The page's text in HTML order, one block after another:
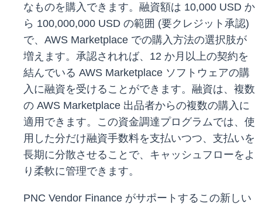
なものを購入できます。融資額は 10,000 USD か
ら 100,000,000 USD の範囲 (要クレジット承認)
で、AWS Marketplace での購入方法の選択肢が
増えます。承認されれば、12 か月以上の契約を
結んでいる AWS Marketplace ソフトウェアの購
入に融資を受けることができます。融資は、複数
の AWS Marketplace 出品者からの複数の購入に
適用できます。この資金調達プログラムでは、使
用した分だけ融資手数料を支払いつつ、支払いを
長期に分散させることで、キャッシュフローをよ
り柔軟に管理できます。
PNC Vendor Finance がサポートするこの新しい